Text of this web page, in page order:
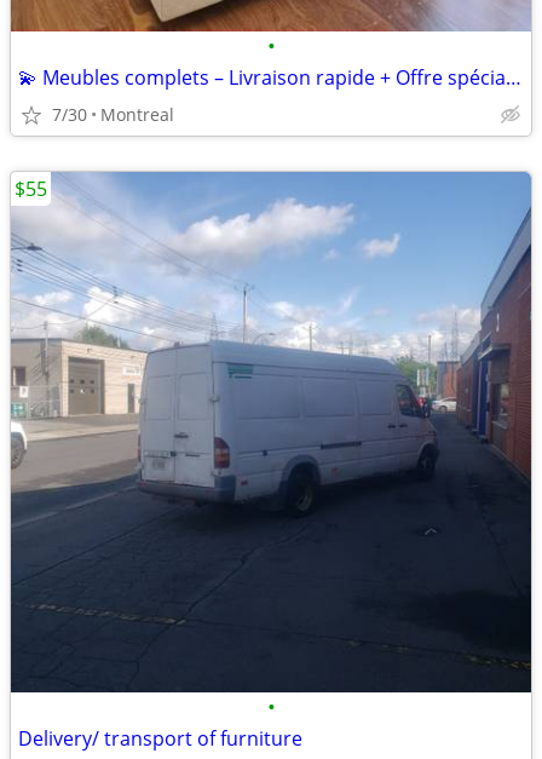
•
💫 Meubles complets – Livraison rapide + Offre spéciale !
7/30 Montreal
•
Delivery/ transport of furniture
$55